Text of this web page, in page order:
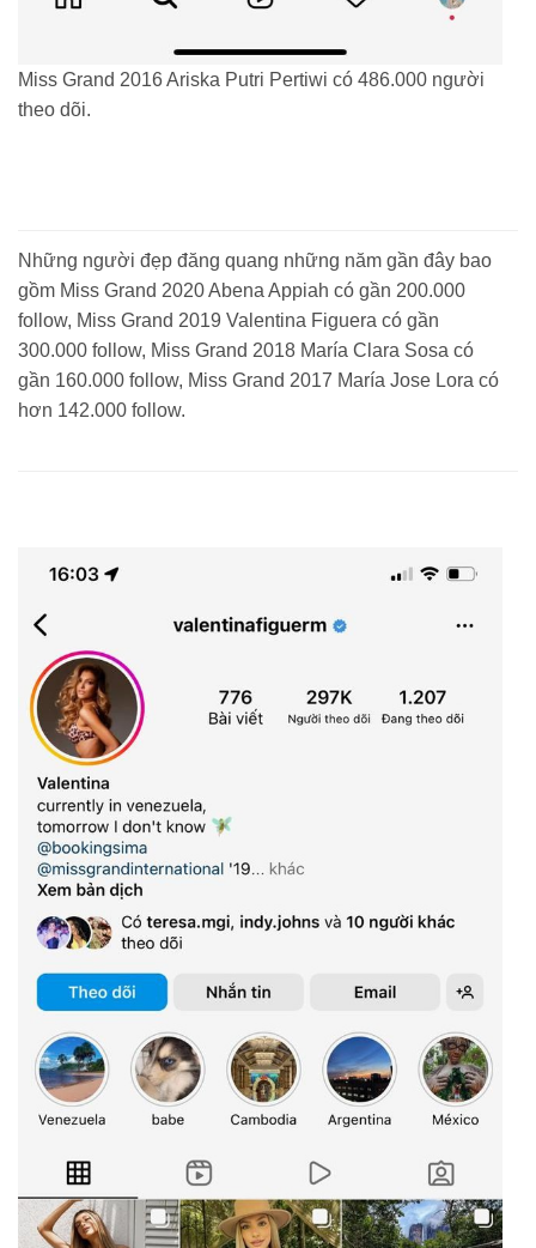
Miss Grand 2016 Ariska Putri Pertiwi có 486.000 người
theo dõi.
Những người đẹp đăng quang những năm gần đây bao
gồm Miss Grand 2020 Abena Appiah có gần 200.000
follow, Miss Grand 2019 Valentina Figuera có gần
300.000 follow, Miss Grand 2018 María Clara Sosa có
gần 160.000 follow, Miss Grand 2017 María Jose Lora có
hơn 142.000 follow.